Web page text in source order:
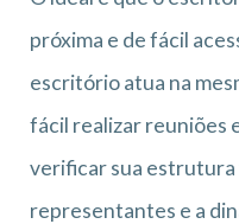
próxima e de fácil
escritório atua na
fácil realizar reuniões
verificar sua estrutura
representantes e a